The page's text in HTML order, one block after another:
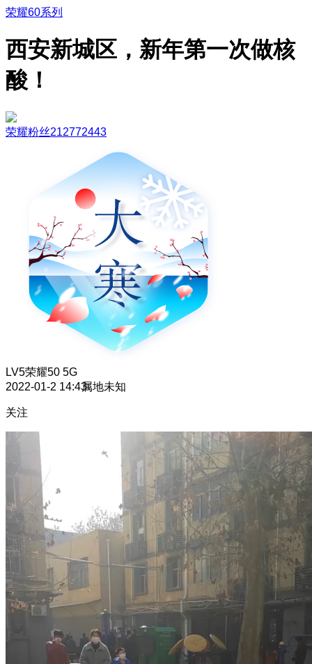
荣耀60系列
西安新城区，新年第一次做核
酸！
荣耀粉丝212772443
LV5荣耀50 5G
2022-01-2 14:43属地未知
关注